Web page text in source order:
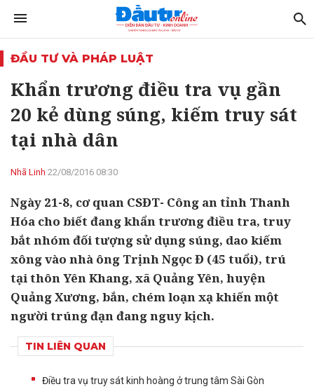
ĐẦU TƯ VÀ PHÁP LUẬT
Khẩn trương điều tra vụ gần
20 kẻ dùng súng, kiếm truy sát
tại nhà dân
Nhã Linh 22/08/2016 08:30
Ngày 21-8, cơ quan CSĐT- Công an tỉnh Thanh
Hóa cho biết đang khẩn trương điều tra, truy
bắt nhóm đối tượng sử dụng súng, dao kiếm
xông vào nhà ông Trịnh Ngọc Đ (45 tuổi), trú
tại thôn Yên Khang, xã Quảng Yên, huyện
Quảng Xương, bắn, chém loạn xạ khiến một
người trúng đạn đang nguy kịch.
TIN LIÊN QUAN
Điều tra vụ truy sát kinh hoàng ở trung tâm Sài Gòn